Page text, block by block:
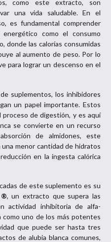
como este extracto, son
una vida saludable. En el
es fundamental comprender
como el consumo
donde las calorías consumidas
al aumento de peso. Por lo
para lograr un descenso en el
suplementos, los inhibidores
un papel importante. Estos
de digestión, y es aquí
se convierte en un recurso
de almidones, este
menor cantidad de hidratos
en la ingesta calórica
de este suplemento es su
®, un extracto que supera las
actividad inhibitoria de alfa-
como uno de los más potentes
que puede ser hasta tres
de alubia blanca comunes,